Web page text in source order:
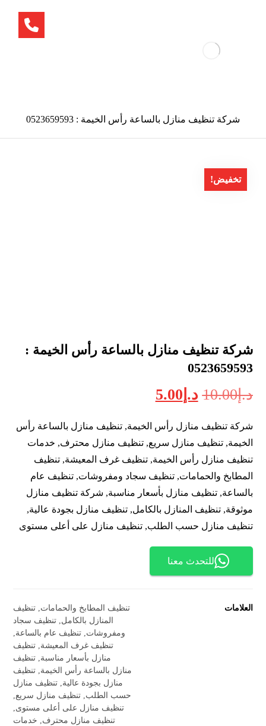
شركة تنظيف منازل بالساعة رأس الخيمة : 0523659593
تخفيض!
شركة تنظيف منازل بالساعة رأس الخيمة :
0523659593
د.إ10.00 د.إ 5.00
شركة تنظيف منازل رأس الخيمة, تنظيف منازل بالساعة رأس
الخيمة, تنظيف منازل سريع, تنظيف منازل محترف, خدمات
تنظيف منازل رأس الخيمة, تنظيف غرف المعيشة, تنظيف
المطابخ والحمامات, تنظيف سجاد ومفروشات, تنظيف عام
بالساعة, تنظيف منازل بأسعار مناسبة, شركة تنظيف منازل
موثوقة, تنظيف المنازل بالكامل, تنظيف منازل بجودة عالية,
تنظيف منازل حسب الطلب, تنظيف منازل على أعلى مستوى
للتحدث معنا
العلامات تنظيف المطابخ والحمامات, تنظيف
المنازل بالكامل, تنظيف سجاد
ومفروشات, تنظيف عام بالساعة,
تنظيف غرف المعيشة, تنظيف
منازل بأسعار مناسبة, تنظيف
منازل بالساعة رأس الخيمة, تنظيف
منازل بجودة عالية, تنظيف منازل
حسب الطلب, تنظيف منازل سريع,
تنظيف منازل على أعلى مستوى,
تنظيف منازل محترف, خدمات